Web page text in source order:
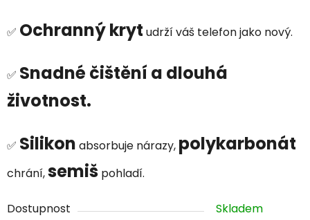
✅ Ochranný kryt udrží váš telefon jako nový.
✅ Snadné čištění a dlouhá
životnost.
✅ Silikon absorbuje nárazy, polykarbonát
chrání,semiš pohladí.
Dostupnost
Skladem